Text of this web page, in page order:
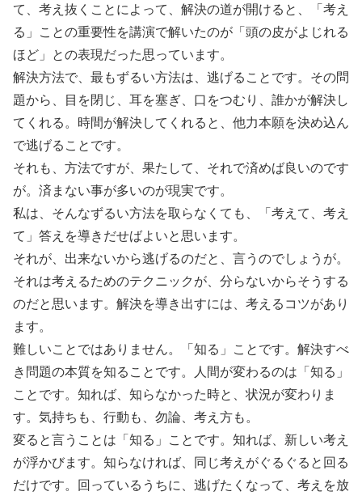
て、考え抜くことによって、解決の道が開けると、「考え
る」ことの重要性を講演で解いたのが「頭の皮がよじれる
ほど」との表現だった思っています。
解決方法で、最もずるい方法は、逃げることです。その問
題から、目を閉じ、耳を塞ぎ、口をつむり、誰かが解決し
てくれる。時間が解決してくれると、他力本願を決め込ん
で逃げることです。
それも、方法ですが、果たして、それで済めば良いのです
が。済まない事が多いのが現実です。
私は、そんなずるい方法を取らなくても、「考えて、考え
て」答えを導きだせばよいと思います。
それが、出来ないから逃げるのだと、言うのでしょうが。
それは考えるためのテクニックが、分らないからそうする
のだと思います。解決を導き出すには、考えるコツがあり
ます。
難しいことではありません。「知る」ことです。解決すべ
き問題の本質を知ることです。人間が変わるのは「知る」
ことです。知れば、知らなかった時と、状況が変わりま
す。気持ちも、行動も、勿論、考え方も。
変ると言うことは「知る」ことです。知れば、新しい考え
が浮かびます。知らなければ、同じ考えがぐるぐると回る
だけです。回っているうちに、逃げたくなって、考えを放